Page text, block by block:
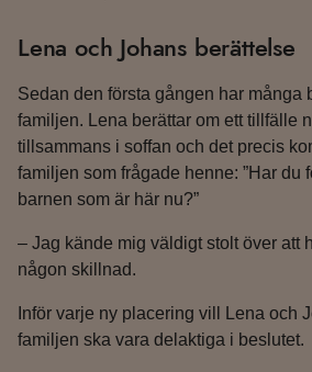
Lena och Johans berättelse
Sedan den första gången har många
familjen. Lena berättar om ett tillfälle
tillsammans i soffan och det precis
familjen som frågade henne: ”Har du
barnen som är här nu?”
– Jag kände mig väldigt stolt över att
någon skillnad.
Inför varje ny placering vill Lena och
familjen ska vara delaktiga i beslutet.